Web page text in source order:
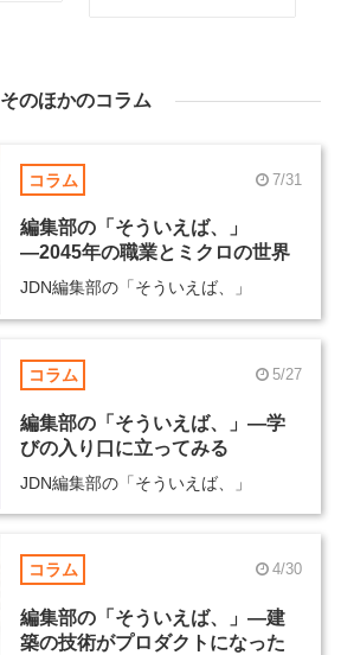
そのほかのコラム
コラム 7/31
編集部の「そういえば、」
―2045年の職業とミクロの世界
JDN編集部の「そういえば、」
コラム 5/27
編集部の「そういえば、」―学
びの入り口に立ってみる
JDN編集部の「そういえば、」
コラム 4/30
編集部の「そういえば、」―建
築の技術がプロダクトになった